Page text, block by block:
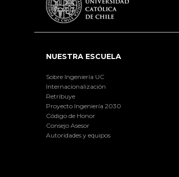
NUESTRA ESCUELA
Sobre Ingeniería UC
Internacionalización
Retribuye
Proyecto Ingeniería 2030
Código de Honor
Consejo Asesor
Autoridades y equipos